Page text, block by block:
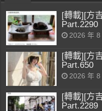
[轉載][方
Part.2290
2026 年 8
[轉載][方
Part.650
2026 年 8
[轉載][方
Part.2289